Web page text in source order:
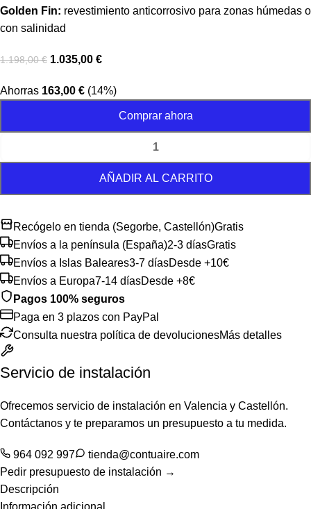
Golden Fin: revestimiento anticorrosivo para zonas húmedas o
con salinidad
1.198,00€ 1.035,00 €
Ahorras 163,00 € (14%)
AÑADIR AL CARRITO
Comprar ahora
Recógelo en tienda (Segorbe, Castellón)Gratis
Envíos a la península (España)2-3 díasGratis
Envíos a Islas Baleares3-7 díasDesde +10€
Envíos a Europa7-14 díasDesde +8€
Pagos 100% seguros
Paga en 3 plazos con PayPal
Consulta nuestra política de devolucionesMás detalles
Servicio de instalación
Ofrecemos servicio de instalación en Valencia y Castellón.
Contáctanos y te preparamos un presupuesto a tu medida.
964 092 997
tienda@contuaire.com
Pedir presupuesto de instalación →
Descripción
Información adicional